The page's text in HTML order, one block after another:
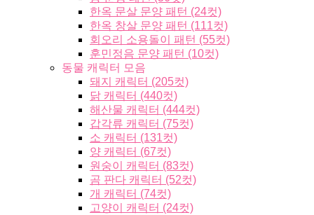
한옥 문살 문양 패턴 (24컷)
한옥 창살 문양 패턴 (111컷)
회오리 소용돌이 패턴 (55컷)
훈민정음 문양 패턴 (10컷)
동물 캐릭터 모음
돼지 캐릭터 (205컷)
닭 캐릭터 (440컷)
해산물 캐릭터 (444컷)
갑각류 캐릭터 (75컷)
소 캐릭터 (131컷)
양 캐릭터 (67컷)
원숭이 캐릭터 (83컷)
곰 판다 캐릭터 (52컷)
개 캐릭터 (74컷)
고양이 캐릭터 (24컷)